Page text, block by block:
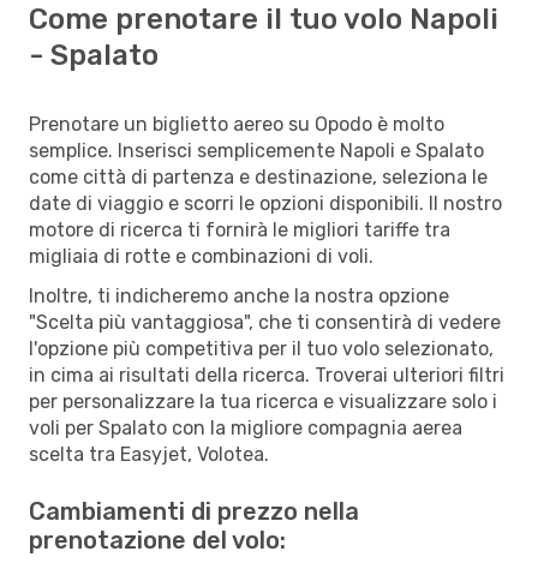
Come prenotare il tuo volo Napoli
- Spalato
Prenotare un biglietto aereo su Opodo è molto
semplice. Inserisci semplicemente Napoli e Spalato
come città di partenza e destinazione, seleziona le
date di viaggio e scorri le opzioni disponibili. Il nostro
motore di ricerca ti fornirà le migliori tariffe tra
migliaia di rotte e combinazioni di voli.
Inoltre, ti indicheremo anche la nostra opzione
"Scelta più vantaggiosa", che ti consentirà di vedere
l'opzione più competitiva per il tuo volo selezionato,
in cima ai risultati della ricerca. Troverai ulteriori filtri
per personalizzare la tua ricerca e visualizzare solo i
voli per Spalato con la migliore compagnia aerea
scelta tra Easyjet, Volotea.
Cambiamenti di prezzo nella
prenotazione del volo: